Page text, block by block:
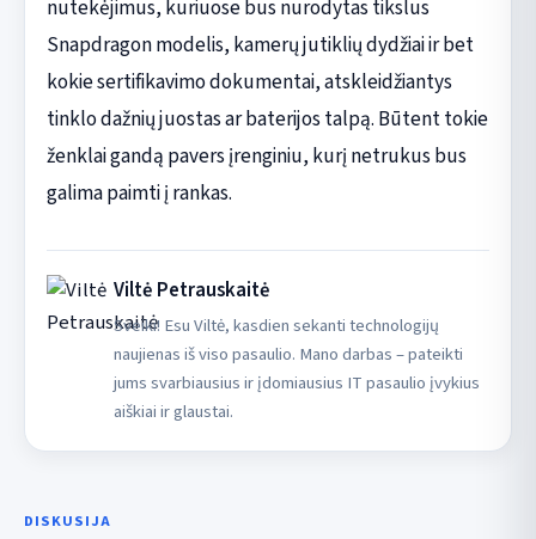
nutekėjimus, kuriuose bus nurodytas tikslus
Snapdragon modelis, kamerų jutiklių dydžiai ir bet
kokie sertifikavimo dokumentai, atskleidžiantys
tinklo dažnių juostas ar baterijos talpą. Būtent tokie
ženklai gandą pavers įrenginiu, kurį netrukus bus
galima paimti į rankas.
Viltė Petrauskaitė
Sveiki! Esu Viltė, kasdien sekanti technologijų
naujienas iš viso pasaulio. Mano darbas – pateikti
jums svarbiausius ir įdomiausius IT pasaulio įvykius
aiškiai ir glaustai.
DISKUSIJA